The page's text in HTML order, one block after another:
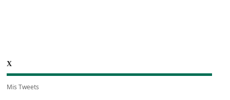
X
Mis Tweets